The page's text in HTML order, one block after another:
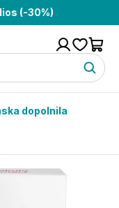
(-30%)
dopolnila